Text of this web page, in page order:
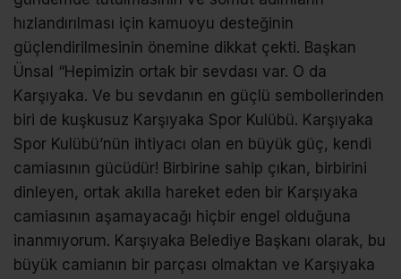
hızlandırılması için kamuoyu desteğinin
güçlendirilmesinin önemine dikkat çekti. Başkan
Ünsal “Hepimizin ortak bir sevdası var. O da
Karşıyaka. Ve bu sevdanın en güçlü sembollerinden
biri de kuşkusuz Karşıyaka Spor Kulübü. Karşıyaka
Spor Kulübü’nün ihtiyacı olan en büyük güç, kendi
camiasının gücüdür! Birbirine sahip çıkan, birbirini
dinleyen, ortak akılla hareket eden bir Karşıyaka
camiasının aşamayacağı hiçbir engel olduğuna
inanmıyorum. Karşıyaka Belediye Başkanı olarak, bu
büyük camianın bir parçası olmaktan ve Karşıyaka